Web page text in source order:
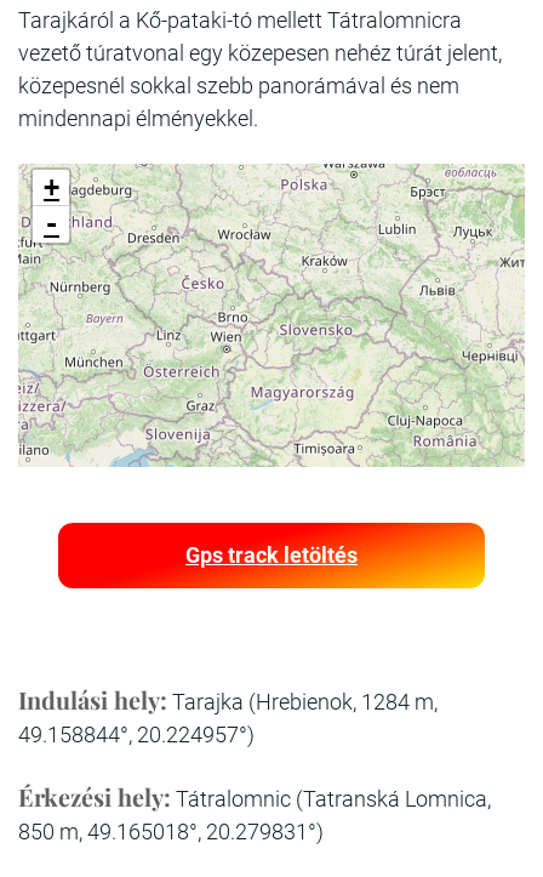
Tarajkáról a Kő-pataki-tó mellett Tátralomnicra
vezető túratvonal egy közepesen nehéz túrát jelent,
közepesnél sokkal szebb panorámával és nem
mindennapi élményekkel.
+
-
Gps track letöltés
Indulási hely: Tarajka (Hrebienok, 1284 m,
49.158844°, 20.224957°)
Érkezési hely: Tátralomnic (Tatranská Lomnica,
850 m, 49.165018°, 20.279831°)